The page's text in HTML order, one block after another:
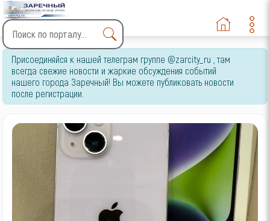
Type 2 or more characters
for results.
Присоединяйся к нашей телеграм группе @zarcity_ru , там
всегда свежие новости и жаркие обсуждения событий
нашего города Заречный! Вы можете публиковать новости
после регистрации.